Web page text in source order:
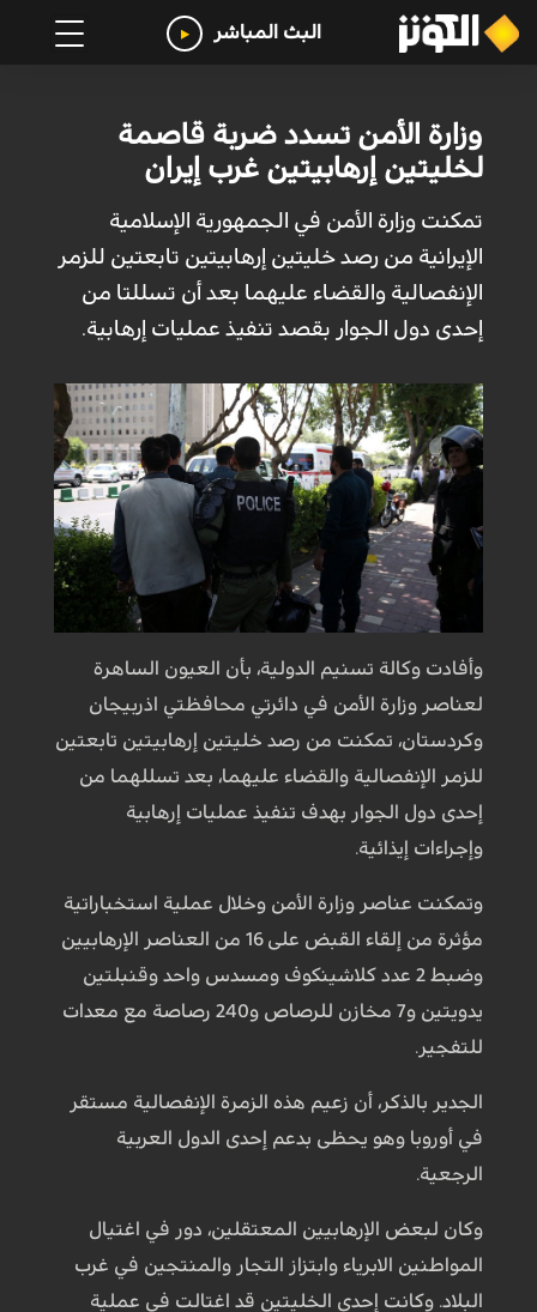
البث المباشر
وزارة الأمن تسدد ضربة قاصمة
لخليتين إرهابيتين غرب إيران
تمكنت وزارة الأمن في الجمهورية الإسلامية
الإيرانية من رصد خليتين إرهابيتين تابعتين للزمر
الإنفصالية والقضاء عليهما بعد أن تسللتا من
إحدى دول الجوار بقصد تنفيذ عمليات إرهابية.
وأفادت وكالة تسنيم الدولية، بأن العيون الساهرة
لعناصر وزارة الأمن في دائرتي محافظتي اذربيجان
وكردستان، تمكنت من رصد خليتين إرهابيتين تابعتين
للزمر الإنفصالية والقضاء عليهما، بعد تسللهما من
إحدى دول الجوار بهدف تنفيذ عمليات إرهابية
وإجراءات إيذائية.
وتمكنت عناصر وزارة الأمن وخلال عملية استخباراتية
مؤثرة من إلقاء القبض على 16 من العناصر الإرهابيين
وضبط 2 عدد كلاشينكوف ومسدس واحد وقنبلتين
يدويتين و7 مخازن للرصاص و240 رصاصة مع معدات
للتفجير.
الجدير بالذكر، أن زعيم هذه الزمرة الإنفصالية مستقر
في أوروبا وهو يحظى بدعم إحدى الدول العربية
الرجعية.
وكان لبعض الإرهابيين المعتقلين، دور في اغتيال
المواطنين الابرياء وابتزاز التجار والمنتجين في غرب
البلاد. وكانت إحدى الخليتين قد اغتالت في عملية